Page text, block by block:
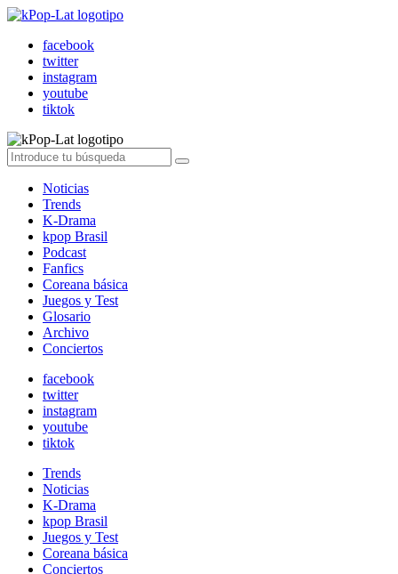
facebook
twitter
instagram
youtube
tiktok
Noticias
Trends
K-Drama
kpop Brasil
Podcast
Fanfics
Coreana básica
Juegos y Test
Glosario
Archivo
Conciertos
facebook
twitter
instagram
youtube
tiktok
Trends
Noticias
K-Drama
kpop Brasil
Juegos y Test
Coreana básica
Conciertos